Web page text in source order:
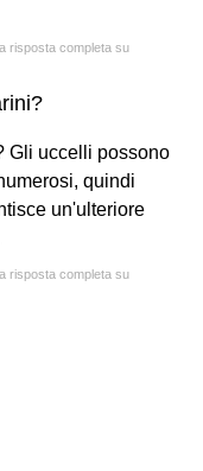
risposta completa su
Gli uccelli possono
quindi
un'ulteriore
risposta completa su